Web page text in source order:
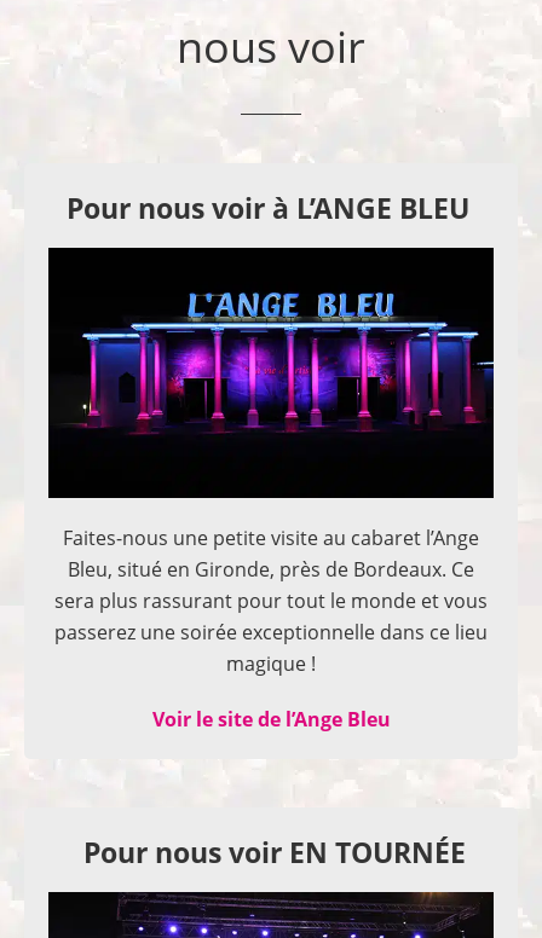
nous voir
Pour nous voir à L’ANGE BLEU
Faites-nous une petite visite au cabaret l’Ange
Bleu, situé en Gironde, près de Bordeaux. Ce
sera plus rassurant pour tout le monde et vous
passerez une soirée exceptionnelle dans ce lieu
magique !
Voir le site de l’Ange Bleu
Pour nous voir EN TOURNÉE